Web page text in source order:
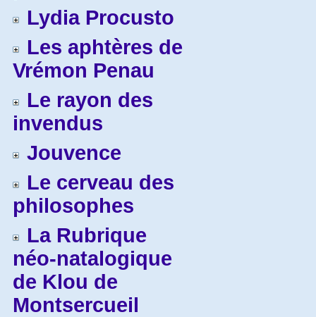
Lydia Procusto
Les aphtères de
Vrémon Penau
Le rayon des
invendus
Jouvence
Le cerveau des
philosophes
La Rubrique
néo-natalogique
de Klou de
Montsercueil